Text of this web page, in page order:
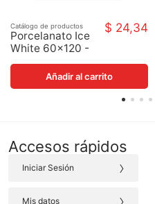
Catálogo de productos
Porcelanato Ice
White 60x120 -
Caja
$ 24,34
Añadir al carrito
Accesos rápidos
Iniciar Sesión ›
Mis datos